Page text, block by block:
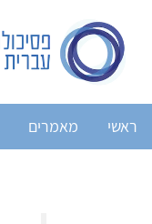
ראשי מאמרים